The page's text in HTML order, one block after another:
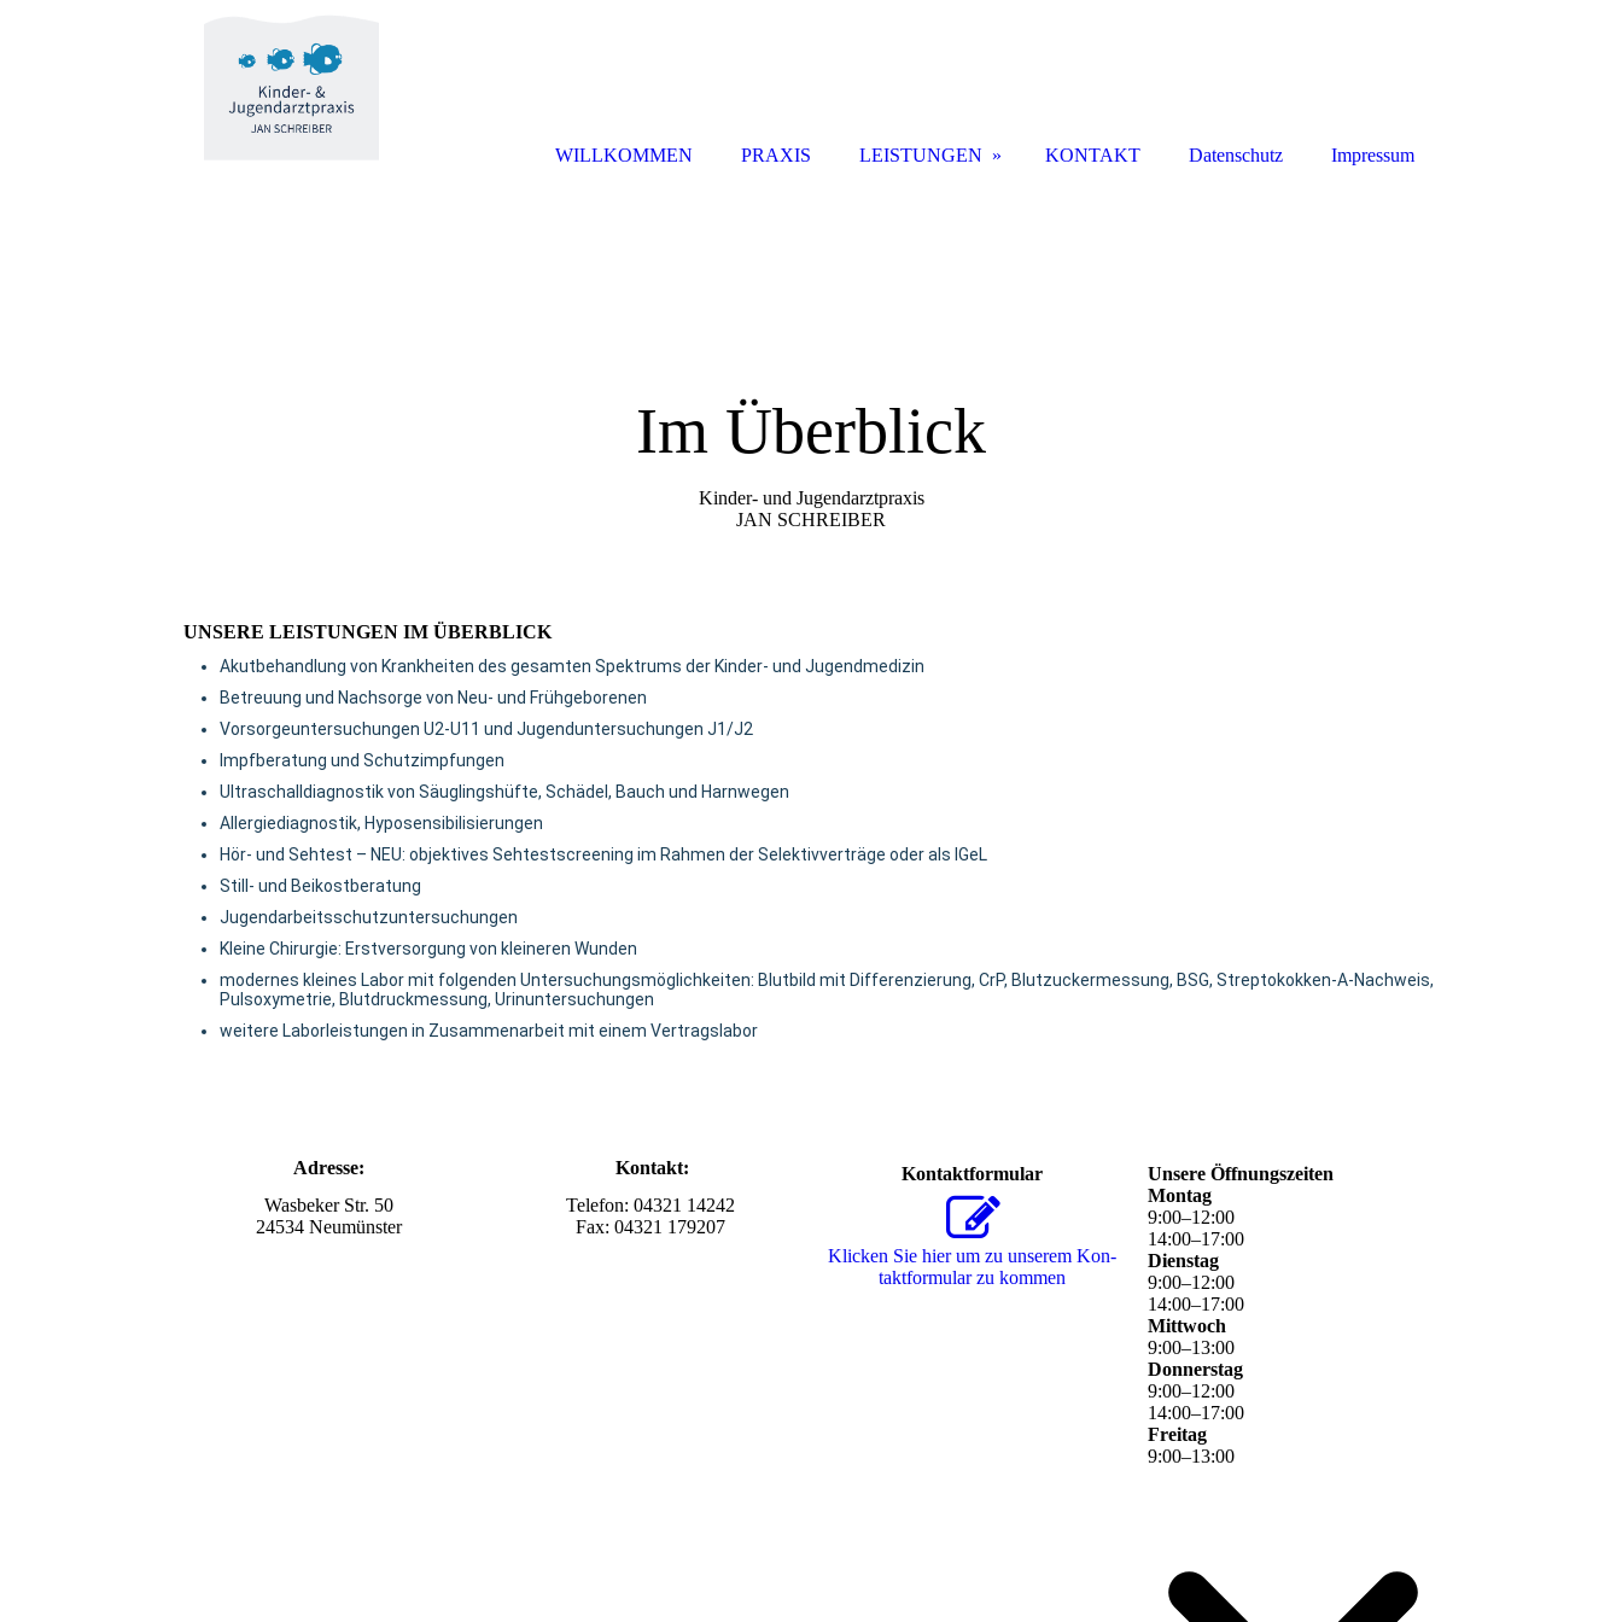
Im Überblick
Kinder- und Jugendarztpraxis
JAN SCHREIBER
UNSERE LEISTUNGEN IM ÜBERBLICK
Akutbehandlung von Krankheiten des gesamten Spektrums der Kinder- und Jugendmedizin
Betreuung und Nachsorge von Neu- und Frühgeborenen
Vorsorgeuntersuchungen U2-U11 und Jugenduntersuchungen J1/J2
Impfberatung und Schutzimpfungen
Ultraschalldiagnostik von Säuglingshüfte, Schädel, Bauch und Harnwegen
Allergiediagnostik, Hyposensibilisierungen
Hör- und Sehtest – NEU: objektives Sehtestscreening im Rahmen der Selektivverträge oder als IGeL
Still- und Beikostberatung
Jugendarbeitsschutzuntersuchungen
Kleine Chirurgie: Erstversorgung von kleineren Wunden
modernes kleines Labor mit folgenden Untersuchungsmöglichkeiten: Blutbild mit Differenzierung, CrP, Blutzuckermessung, BSG, Streptokokken-A-Nachweis,
Pulsoxymetrie, Blutdruckmessung, Urinuntersuchungen
weitere Laborleistungen in Zusammenarbeit mit einem Vertragslabor
Adresse:
Wasbeker Str. 50
24534 Neumünster
Kontakt:
Telefon: 04321 14242
Fax: 04321 179207
Kontaktformular
Klicken Sie hier um zu unserem Kon­
takt­for­mu­lar zu kommen
Unsere Öffnungszeiten
Montag
9:00–12:00
14:00–17:00
Dienstag
9:00–12:00
14:00–17:00
Mittwoch
9:00–13:00
Donnerstag
9:00–12:00
14:00–17:00
Freitag
9:00–13:00
WILLKOMMEN PRAXIS LEISTUNGEN KONTAKT Datenschutz Impressum